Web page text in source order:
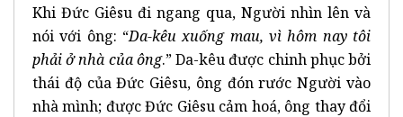
Khi Đức Giêsu đi ngang qua, Người nhìn lên và
nói với ông: “Da-kêu xuống mau, vì hôm nay tôi
phải ở nhà của ông.” Da-kêu được chinh phục bởi
thái độ của Đức Giêsu, ông đón rước Người vào
nhà mình; được Đức Giêsu cảm hoá, ông thay đổi